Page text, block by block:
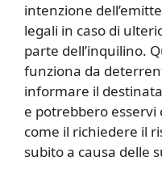
intenzione
legali in caso di
parte dell’inquilino.
funziona da
informare il
e potrebbero
come il richiedere il
subito a causa delle